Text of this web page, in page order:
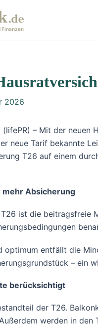
Finanzen
2026
(lifePR) – Mit der
neue Tarif bekannte
T26 auf einem
Absicherung
ist die beitragsfreie
optimum entfällt die
– ein
berücksichtigt
der T26.
werden in